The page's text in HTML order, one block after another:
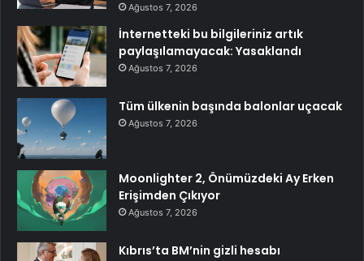
Ağustos 7, 2026
İnternetteki bu bilgileriniz artık
paylaşılamayacak: Yasaklandı
Ağustos 7, 2026
Tüm ülkenin başında balonlar uçacak
Ağustos 7, 2026
Moonlighter 2, Önümüzdeki Ay Erken
Erişimden Çıkıyor
Ağustos 7, 2026
Kıbrıs’ta BM’nin gizli hesabı